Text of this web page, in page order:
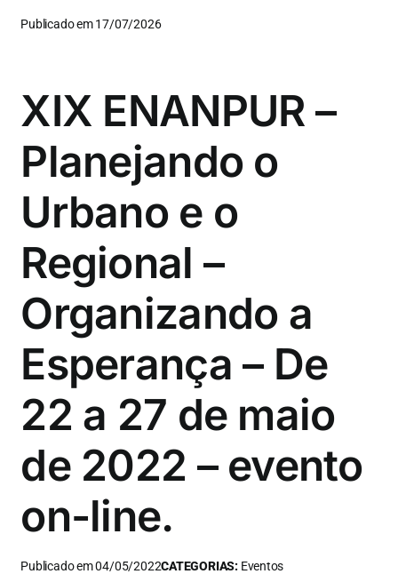
Publicado em 17/07/2026
XIX ENANPUR –
Planejando o
Urbano e o
Regional –
Organizando a
Esperança – De
22 a 27 de maio
de 2022 – evento
on-line.
Publicado em 04/05/2022CATEGORIAS: Eventos